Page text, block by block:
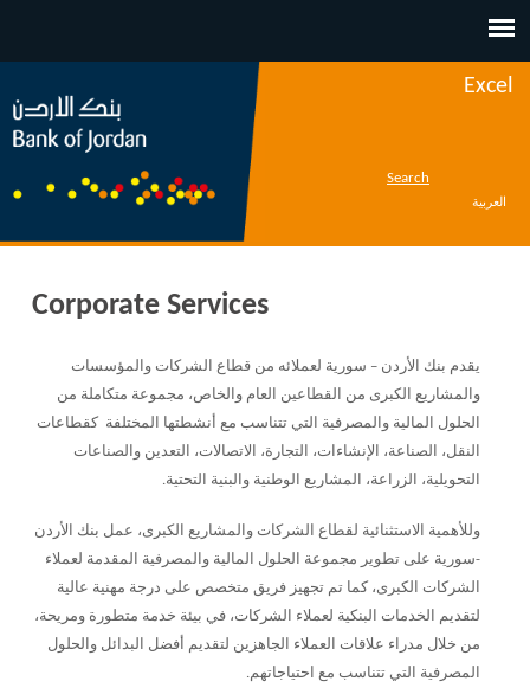
Excel
Search
العربية
Corporate Services
يقدم بنك الأردن – سورية لعملائه من قطاع الشركات والمؤسسات
والمشاريع الكبرى من القطاعين العام والخاص، مجموعة متكاملة من
الحلول المالية والمصرفية التي تتناسب مع أنشطتها المختلفة كقطاعات
النقل، الصناعة، الإنشاءات، التجارة، الاتصالات، التعدين والصناعات
التحويلية، الزراعة، المشاريع الوطنية والبنية التحتية.
وللأهمية الاستثنائية لقطاع الشركات والمشاريع الكبرى، عمل بنك الأردن
-سورية على تطوير مجموعة الحلول المالية والمصرفية المقدمة لعملاء
الشركات الكبرى، كما تم تجهيز فريق متخصص على درجة مهنية عالية
لتقديم الخدمات البنكية لعملاء الشركات، في بيئة خدمة متطورة ومريحة،
من خلال مدراء علاقات العملاء الجاهزين لتقديم أفضل البدائل والحلول
المصرفية التي تتناسب مع احتياجاتهم.